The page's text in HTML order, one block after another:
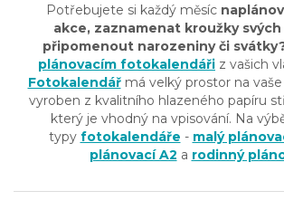
Potřebujete si každý měsíc
akce, zaznamenat kroužky
připomenout narozeniny či
plánovacím fotokalendáři z vašich
Fotokalendářmá velký prostor na
vyroben z kvalitního hlazeného papíru
který je vhodný na vpisování. Na
typy fotokalendáře - malý
plánovací A2 a rodinný